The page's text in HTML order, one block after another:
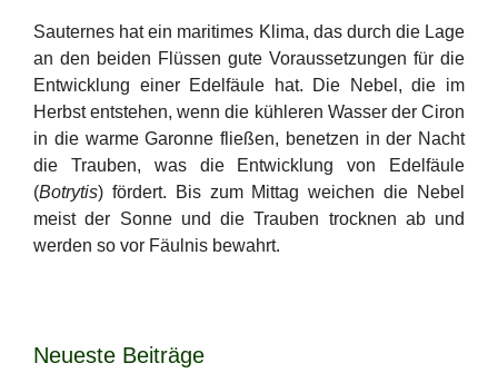
Sauternes hat ein maritimes Klima, das durch die Lage
an den beiden Flüssen gute Voraussetzungen für die
Entwicklung einer Edelfäule hat. Die Nebel, die im
Herbst entstehen, wenn die kühleren Wasser der Ciron
in die warme Garonne fließen, benetzen in der Nacht
die Trauben, was die Entwicklung von Edelfäule
(Botrytis) fördert. Bis zum Mittag weichen die Nebel
meist der Sonne und die Trauben trocknen ab und
werden so vor Fäulnis bewahrt.
Neueste Beiträge